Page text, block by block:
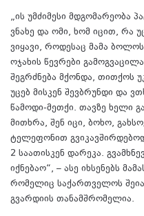
„ის უმძიმესი მდგომარეობა
ვნახე და ომი, ხომ იცით, რა
ვიყავი, როდესაც მამა
ოჯახის წევრები
შეგრძნება მქონდა, თითქოს
უცებ მისკენ შევბრუნდი და
წამოდი-მეთქი. თავზე ხელი
მითხრა, შენ იცი, ბოხო,
ტელეფონით
2 საათისკენ დარეკა.
იქნებაო“, – ასე იხსენებს
რომელიც საქართველოს
გვარდიის თანამშრომელია.